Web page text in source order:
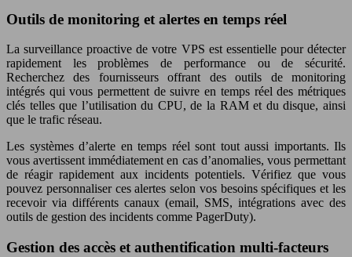
Outils de monitoring et alertes en temps réel
La surveillance proactive de votre VPS est essentielle pour détecter
rapidement les problèmes de performance ou de sécurité.
Recherchez des fournisseurs offrant des outils de monitoring
intégrés qui vous permettent de suivre en temps réel des métriques
clés telles que l’utilisation du CPU, de la RAM et du disque, ainsi
que le trafic réseau.
Les systèmes d’alerte en temps réel sont tout aussi importants. Ils
vous avertissent immédiatement en cas d’anomalies, vous permettant
de réagir rapidement aux incidents potentiels. Vérifiez que vous
pouvez personnaliser ces alertes selon vos besoins spécifiques et les
recevoir via différents canaux (email, SMS, intégrations avec des
outils de gestion des incidents comme PagerDuty).
Gestion des accès et authentification multi-facteurs